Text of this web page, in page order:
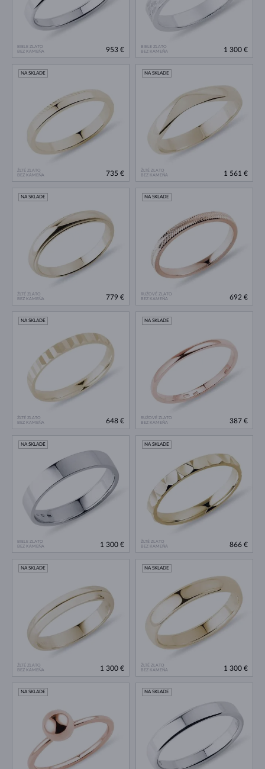
BIELE ZLATO
BEZ KAMEŇA
953 €
BIELE ZLATO
BEZ KAMEŇA
1 300 €
ŽLTÉ ZLATO
BEZ KAMEŇA
NA SKLADE
735 €
ŽLTÉ ZLATO
BEZ KAMEŇA
NA SKLADE
1 561 €
ŽLTÉ ZLATO
BEZ KAMEŇA
NA SKLADE
779 €
RUŽOVÉ ZLATO
BEZ KAMEŇA
NA SKLADE
692 €
ŽLTÉ ZLATO
BEZ KAMEŇA
NA SKLADE
648 €
RUŽOVÉ ZLATO
BEZ KAMEŇA
NA SKLADE
387 €
BIELE ZLATO
BEZ KAMEŇA
NA SKLADE
1 300 €
ŽLTÉ ZLATO
BEZ KAMEŇA
NA SKLADE
866 €
ŽLTÉ ZLATO
BEZ KAMEŇA
NA SKLADE
1 300 €
ŽLTÉ ZLATO
BEZ KAMEŇA
NA SKLADE
1 300 €
NA SKLADE NA SKLADE